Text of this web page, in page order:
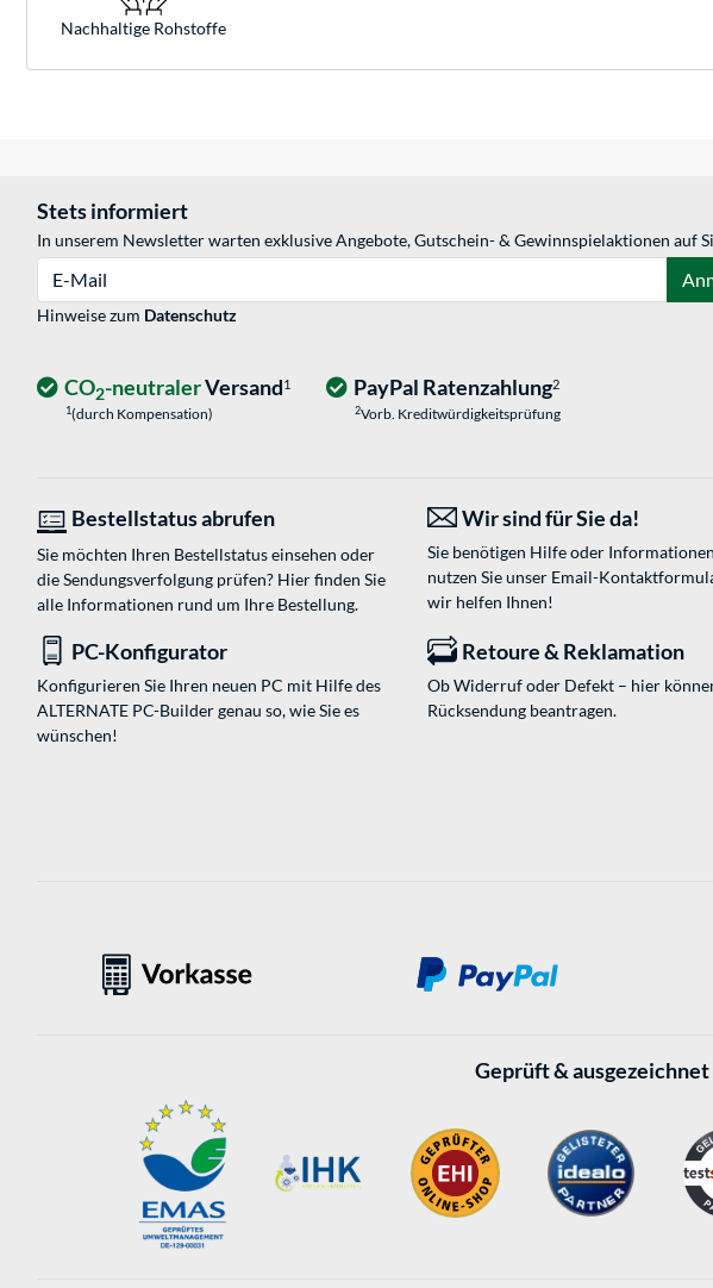
Nachhaltige Rohstoffe
Stets informiert
In unserem Newsletter warten exklusive Angebote, Gutschein- & Gewinnspielaktionen auf
Hinweise zum Datenschutz
CO2-neutralerVersand1
1(durch Kompensation)
PayPal Ratenzahlung2
2Vorb. Kreditwürdigkeitsprüfung
Bestellstatus abrufen
Sie möchten Ihren Bestellstatus einsehen oder
die Sendungsverfolgung prüfen? Hier finden Sie
alle Informationen rund um Ihre Bestellung.
Wir sind für Sie da!
Sie benötigen Hilfe oder
nutzen Sie unser Email-
wir helfen Ihnen!
PC-Konfigurator
Konfigurieren Sie Ihren neuen PC mit Hilfe des
ALTERNATE PC-Builder genau so, wie Sie es
wünschen!
Retoure & Reklamation
Ob Widerruf oder Defekt – hier
Rücksendung beantragen.
Geprüft & ausgezeichnet